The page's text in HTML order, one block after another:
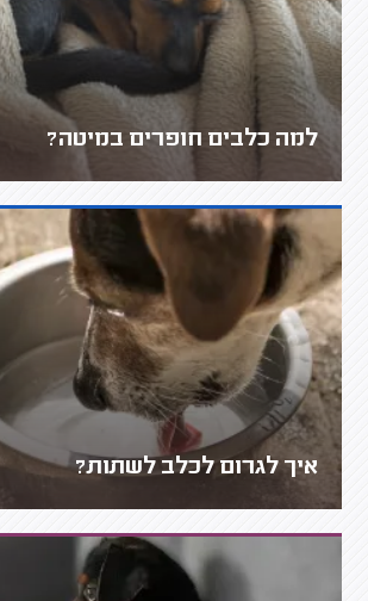
למה כלבים חופרים במיטה?
איך לגרום לכלב לשתות?